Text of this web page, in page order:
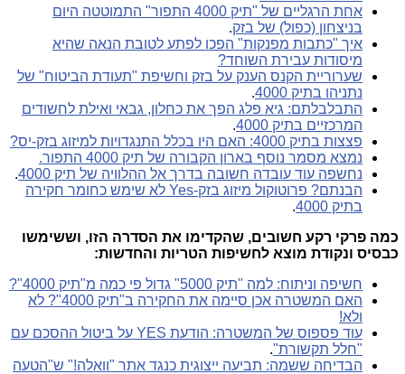
אחת הרגליים של "תיק 4000 התפור" התמוטטה היום
בניצחון (כפול) של בזק.
איך "כתבות מפנקות" הפכו לפתע לטובת הנאה שהיא
מיסודות עבירת השוחד?
שערוריית הקנס הענק על בזק וחשיפת "תעודת הביטוח" של
נתניהו בתיק 4000
.
התבלבלתם: גיא פלג הפך את כחלון, גבאי ואילת לחשודים
המרכזיים בתיק 4000
.
פצצות בתיק 4000: האם היו בכלל התנגדויות למיזוג בזק-יס?
נמצא מסמר נוסף בארון הקבורה של תיק 4000 התפור.
נחשפה עוד עובדה חשובה בדרך אל ההלוויה של תיק 4000
.
הבנתם? פרוטוקול מיזוג בזק-Yes לא שימש כחומר חקירה
בתיק 4000
.
כמה פרקי רקע חשובים, שהקדימו את הסדרה הזו, וששימשו
כבסיס ונקודת מוצא לחשיפות הטריות והחדשות:
חשיפה וניתוח: למה "תיק 5000" גדול פי כמה מ"תיק 4000"?
האם המשטרה אכן סיימה את החקירה ב"תיק 4000"? לא
ולא!
עוד פספוס של המשטרה: הודעת YES על ביטול ההסכם עם
"חלל תקשורת".
הבדיחה ששמה: תביעה ייצוגית כנגד אתר "וואלה!" ש"הטעה